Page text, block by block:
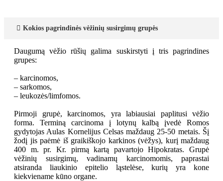
Kokios pagrindinės vėžinių susirgimų grupės
Daugumą vėžio rūšių galima suskirstyti į tris pagrindines
grupes:
– karcinomos,
– sarkomos,
– leukozės/limfomos.
Pirmoji grupė, karcinomos, yra labiausiai paplitusi vėžio
forma. Terminą carcinoma į lotynų kalbą įvedė Romos
gydytojas Aulas Kornelijus Celsas maždaug 25-50 metais. Šį
žodį jis paėmė iš graikiškojo karkinos (vėžys), kurį maždaug
400 m. pr. Kr. pirmą kartą pavartojo Hipokratas. Grupė
vėžinių susirgimų, vadinamų karcinomomis, paprastai
atsiranda liaukinio epitelio ląstelėse, kurių yra kone
kiekviename kūno organe.